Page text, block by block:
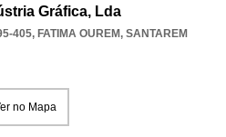
Gráfica, Lda
405, FATIMA OUREM, SANTAREM
no Mapa